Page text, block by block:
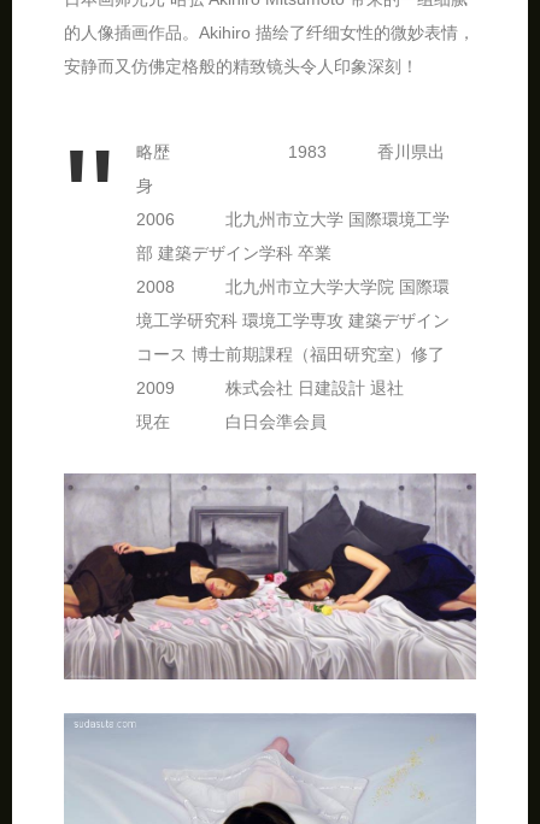
的人像插画作品。Akihiro 描绘了纤细女性的微妙表情，
安静而又仿佛定格般的精致镜头令人印象深刻！
略歴 1983 香川県出
身
2006 北九州市立大学 国際環境工学
部 建築デザイン学科 卒業
2008 北九州市立大学大学院 国際環
境工学研究科 環境工学専攻 建築デザイン
コース 博士前期課程（福田研究室）修了
2009 株式会社 日建設計 退社
現在 白日会準会員